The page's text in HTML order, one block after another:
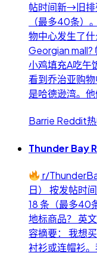
帖时间新→旧排
（最多40条）
物中心发生了
Georgian mall?
小鸡填充A吃午
看到乔治亚购
是哈德逊湾。
Barrie Reddit
Thunder Bay
r/
日） 按发帖时
18 条（最多40
地标商品？ 英
容摘要： 我想
衬衫或连帽衫